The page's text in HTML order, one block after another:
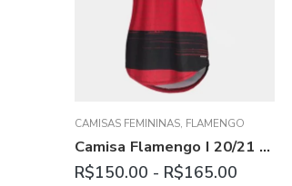
BAYERN DE MUNIQUE,CAMISAS FEMININAS
NOVA CAMISA BAYERN 21/22 FEMININA
R$154.90